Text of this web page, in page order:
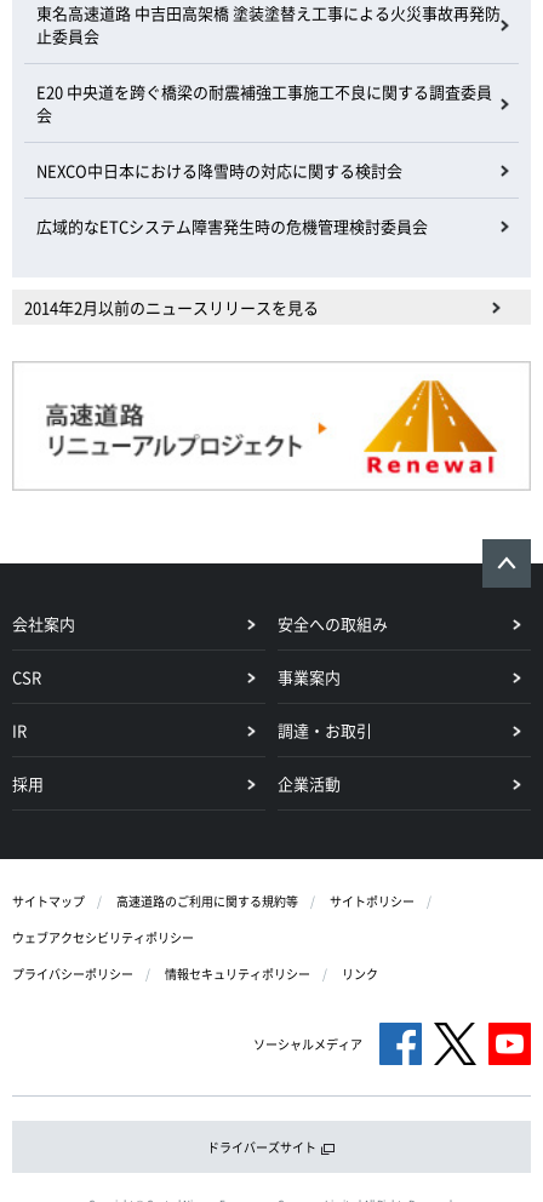
東名高速道路 中吉田高架橋 塗装塗替え工事による火災事故再発防
止委員会
E20 中央道を跨ぐ橋梁の耐震補強工事施工不良に関する調査委員
会
NEXCO中日本における降雪時の対応に関する検討会
広域的なETCシステム障害発生時の危機管理検討委員会
2014年2月以前のニュースリリースを見る
会社案内 安全への取組み
CSR 事業案内
IR 調達・お取引
採用 企業活動
サイトマップ 高速道路のご利用に関する規約等
サイトポリシー
ウェブアクセシビリティポリシー
プライバシーポリシー
情報セキュリティポリシー リンク
ソーシャルメディア
ドライバーズサイト